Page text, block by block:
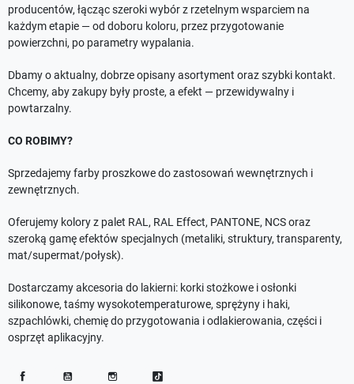
producentów, łącząc szeroki wybór z rzetelnym wsparciem na
każdym etapie — od doboru koloru, przez przygotowanie
powierzchni, po parametry wypalania.
Dbamy o aktualny, dobrze opisany asortyment oraz szybki kontakt.
Chcemy, aby zakupy były proste, a efekt — przewidywalny i
powtarzalny.
CO ROBIMY?
Sprzedajemy farby proszkowe do zastosowań wewnętrznych i
zewnętrznych.
Oferujemy kolory z palet RAL, RAL Effect, PANTONE, NCS oraz
szeroką gamę efektów specjalnych (metaliki, struktury, transparenty,
mat/supermat/połysk).
Dostarczamy akcesoria do lakierni: korki stożkowe i osłonki
silikonowe, taśmy wysokotemperaturowe, sprężyny i haki,
szpachlówki, chemię do przygotowania i odlakierowania, części i
osprzęt aplikacyjny.